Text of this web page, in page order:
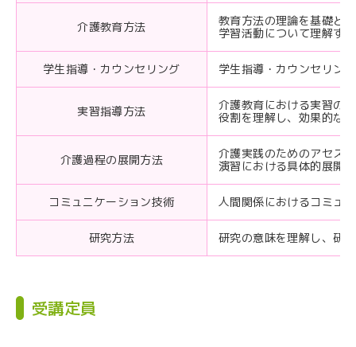
介護教育方法
教育方法の理論を基礎と
学習活動について理解す
学生指導・カウンセリング 学生指導・カウンセリン
実習指導方法
介護教育における実習の
役割を理解し、効果的な
介護過程の展開方法
介護実践のためのアセス
演習における具体的展開
コミュニケーション技術 人間関係におけるコミュ
研究方法 研究の意味を理解し、研
受講定員